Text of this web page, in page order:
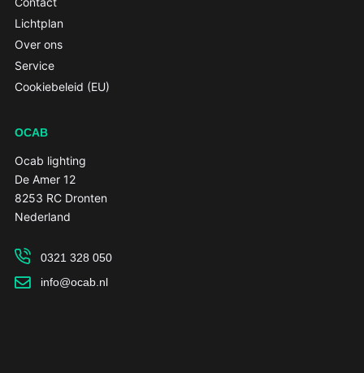
Lichtplan
Over ons
Service
Cookiebeleid (EU)
OCAB
Ocab lighting
De Amer 12
8253 RC Dronten
Nederland
0321 328 050
info@ocab.nl